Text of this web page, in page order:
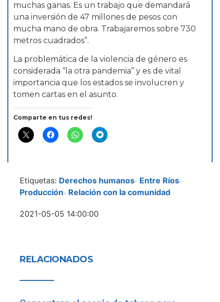
muchas ganas. Es un trabajo que demandará
una inversión de 47 millones de pesos con
mucha mano de obra. Trabajaremos sobre 730
metros cuadrados”.
La problemática de la violencia de género es
considerada “la otra pandemia” y es de vital
importancia que los estados se involucren y
tomen cartas en el asunto.
Comparte en tus redes!
Etiquetas: Derechos humanos- Entre Ríos-
Producción- Relación con la comunidad
2021-05-05 14:00:00
RELACIONADOS